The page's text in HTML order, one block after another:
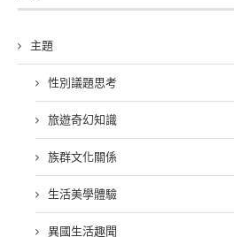
主題
性別議題思考
旅遊奇幻知識
族群文化關係
生活美學體驗
異國生活趣聞